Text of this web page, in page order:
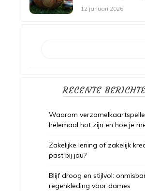
12 januari 2026
RECENTE
Waarom
helemaal hot zijn en hoe je
Zakelijke lening of zakelijk
past bij jou?
Blijf droog en stijlvol:
regenkleding voor dames